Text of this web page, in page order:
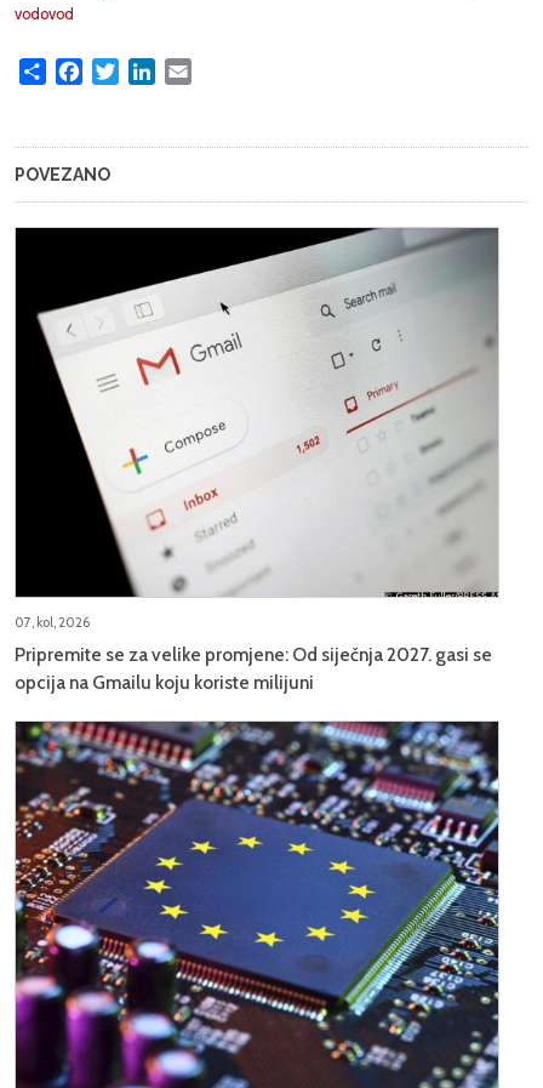
vodovod
Share FacebookTwitterLinkedIn
POVEZANO
07, kol, 2026
Pripremite se za velike promjene: Od siječnja 2027. gasi se
opcija na Gmailu koju koriste milijuni